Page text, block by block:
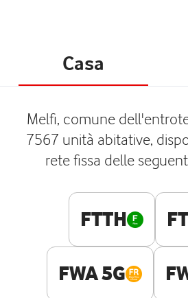
Casa
Melfi, comune
7567 unità abitative,
rete fissa delle
FTTH
FWA 5G